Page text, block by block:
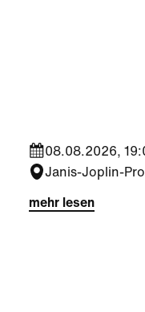
08.08.2026,
Janis-Joplin-
mehr lesen